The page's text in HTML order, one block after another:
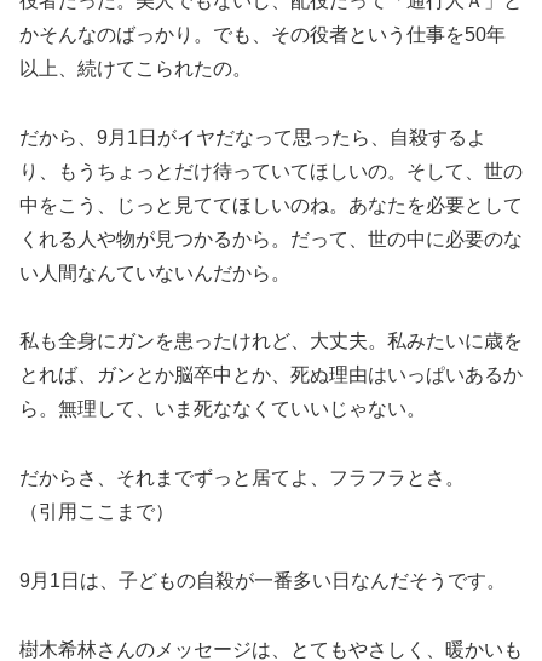
かそんなのばっかり。でも、その役者という仕事を50年
以上、続けてこられたの。
だから、9月1日がイヤだなって思ったら、自殺するよ
り、もうちょっとだけ待っていてほしいの。そして、世の
中をこう、じっと見ててほしいのね。あなたを必要として
くれる人や物が見つかるから。だって、世の中に必要のな
い人間なんていないんだから。
私も全身にガンを患ったけれど、大丈夫。私みたいに歳を
とれば、ガンとか脳卒中とか、死ぬ理由はいっぱいあるか
ら。無理して、いま死ななくていいじゃない。
だからさ、それまでずっと居てよ、フラフラとさ。
（引用ここまで）
9月1日は、子どもの自殺が一番多い日なんだそうです。
樹木希林さんのメッセージは、とてもやさしく、暖かいも